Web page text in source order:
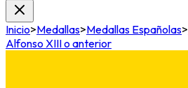
Inicio>Medallas>Medallas Españolas>
Alfonso XIII o anterior